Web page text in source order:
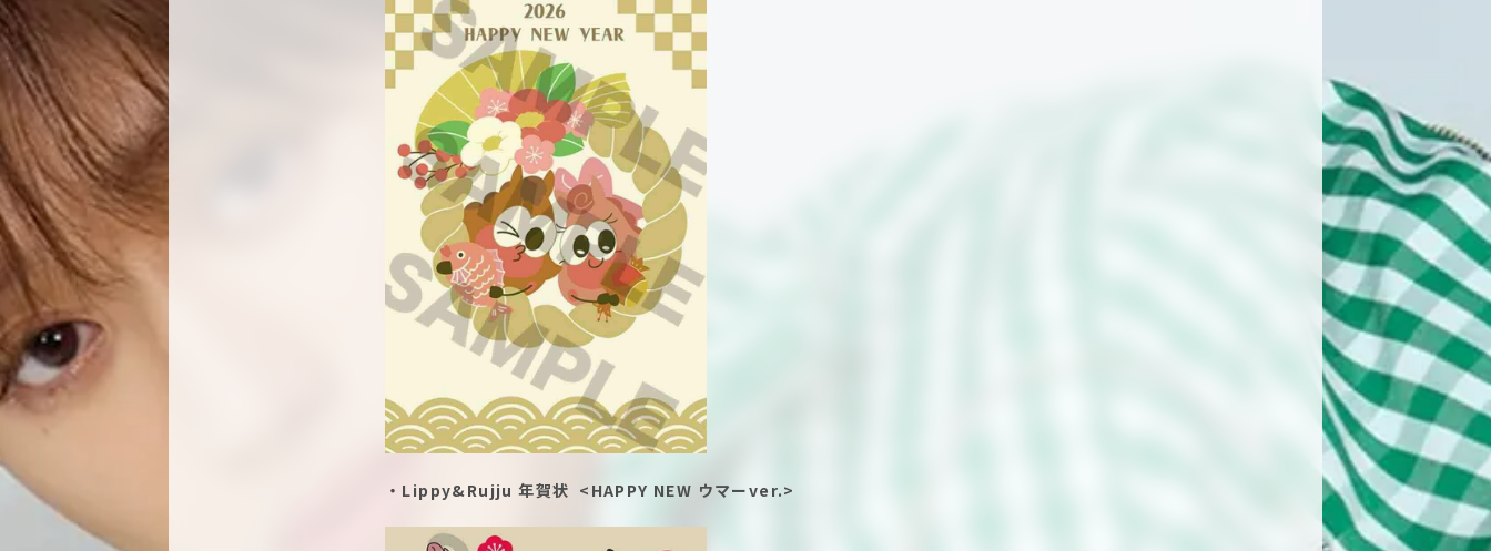
・Lippy&Rujju 年賀状 <HAPPY NEW ウマーver.>